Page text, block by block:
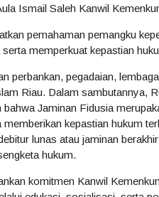
Ismail Saleh Kanwil
pemahaman pemangku
memperkuat kepastian
perbankan, pegadaian,
Riau. Dalam sambutannya,
Jaminan Fidusia
kepastian hukum
lunas atau jaminan
hukum.
komitmen Kanwil